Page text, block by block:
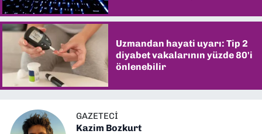
Uzmandan hayati uyarı: Tip 2
diyabet vakalarının yüzde 80'i
önlenebilir
GAZETECI
Kazim Bozkurt